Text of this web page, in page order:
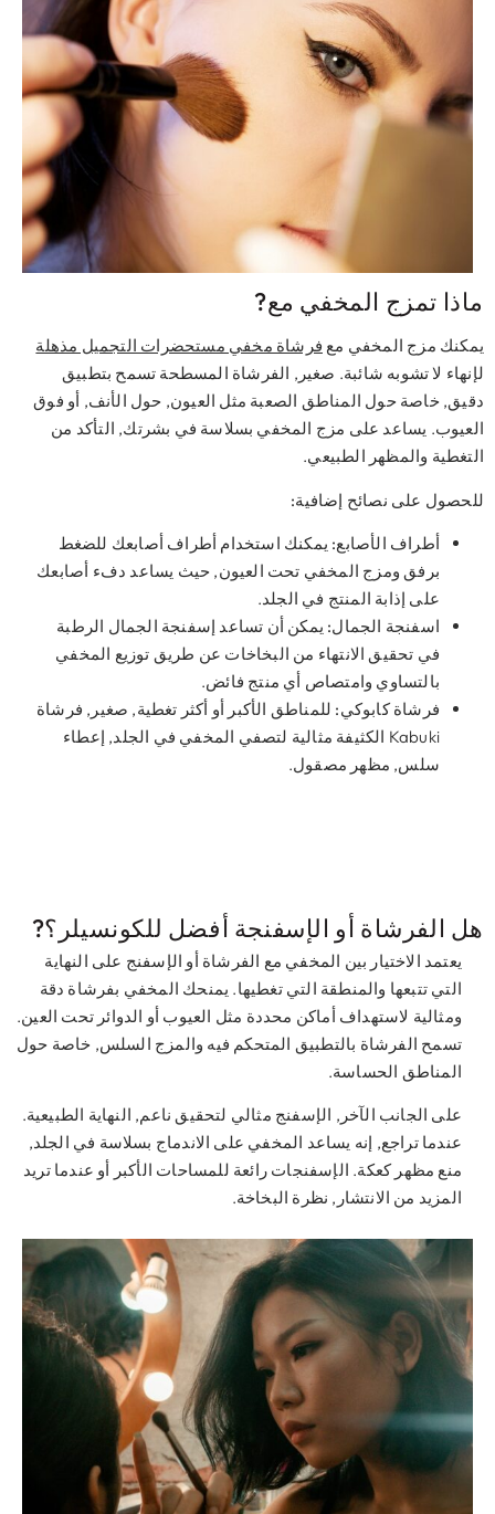
تمزج المخفي مع?
مزج المخفي مع فرشاة مخفي مستحضرات التجميل مذهلة
لا تشوبه شائبة. صغير, الفرشاة المسطحة تسمح بتطبيق
خاصة حول المناطق الصعبة مثل العيون, حول الأنف, أو فوق
يساعد على مزج المخفي بسلاسة في بشرتك, التأكد من
والمظهر الطبيعي.
على نصائح إضافية:
أطراف الأصابع:يمكنك استخدام أطراف أصابعك للضغط
برفق ومزج المخفي تحت العيون, حيث يساعد دفء أصابعك
على إذابة المنتج في الجلد.
اسفنجة الجمال:يمكن أن تساعد إسفنجة الجمال الرطبة
في تحقيق الانتهاء من البخاخات عن طريق توزيع المخفي
بالتساوي وامتصاص أي منتج فائض.
فرشاة كابوكي:للمناطق الأكبر أو أكثر تغطية, صغير, فرشاة
Kabuki الكثيفة مثالية لتصفي المخفي في الجلد, إعطاء
سلس, مظهر مصقول.
الفرشاة أو الإسفنجة أفضل للكونسيلر؟?
يعتمد الاختيار بين المخفي مع الفرشاة أو الإسفنج على النهاية
التي تتبعها والمنطقة التي تغطيها. يمنحك المخفي بفرشاة دقة
ومثالية لاستهداف أماكن محددة مثل العيوب أو الدوائر تحت العين.
تسمح الفرشاة بالتطبيق المتحكم فيه والمزج السلس, خاصة حول
المناطق الحساسة.
على الجانب الآخر, الإسفنج مثالي لتحقيق ناعم, النهاية الطبيعية.
عندما تراجع, إنه يساعد المخفي على الاندماج بسلاسة في الجلد,
منع مظهر كعكة. الإسفنجات رائعة للمساحات الأكبر أو عندما تريد
المزيد من الانتشار, نظرة البخاخة.